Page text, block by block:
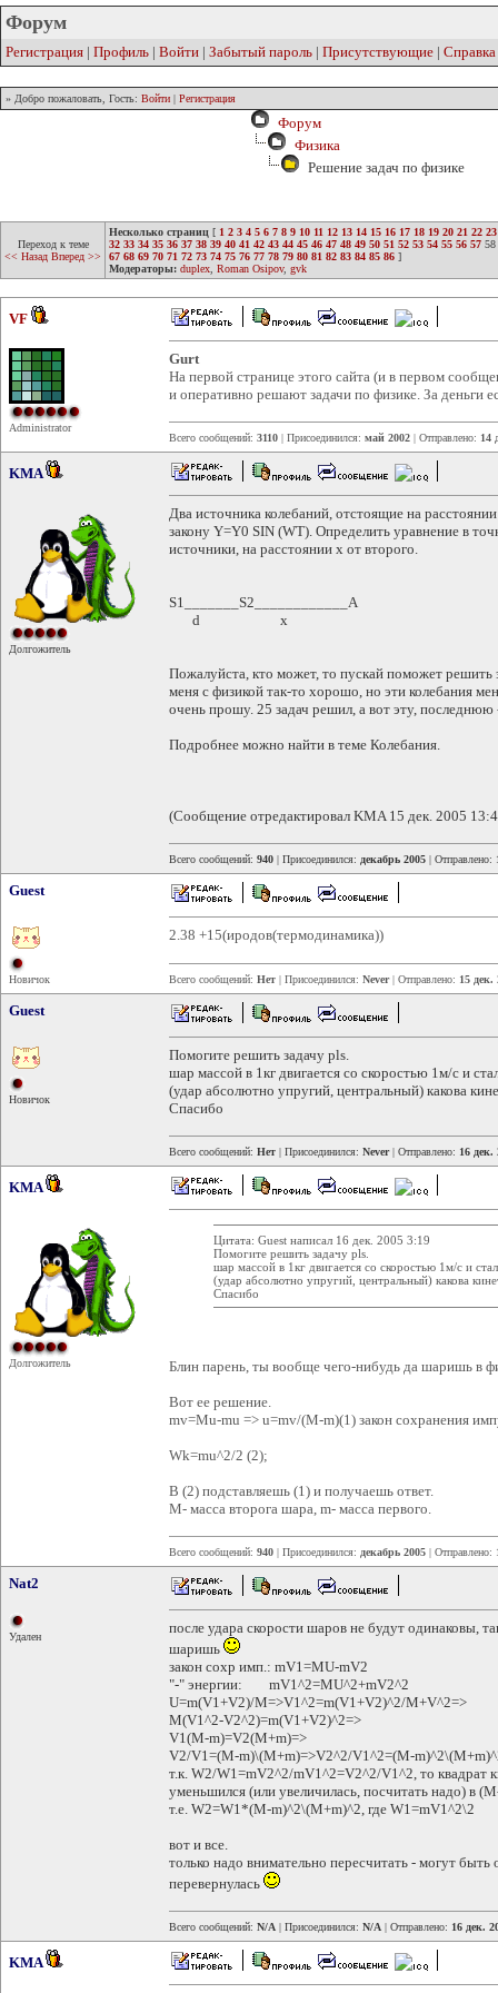
Форум
Регистрация | Профиль | Войти | Забытый пароль | Присутствующие | Справка
» Добро пожаловать, Гость: Войти | Регистрация
Форум
Физика
Решение задач по физике
Переход к теме
<< Назад Вперед >>
Несколько страниц [ 1 2 3 4 5 6 7 8 9 10 11 12 13 14 15 16 17 18 19 20 21 22 23
32 33 34 35 36 37 38 39 40 41 42 43 44 45 46 47 48 49 50 51 52 53 54 55 56 57 58
67 68 69 70 71 72 73 74 75 76 77 78 79 80 81 82 83 84 85 86 ]
Модераторы: duplex Roman Osipov, gvk
VF
Administrator
Gurt
На первой странице этого сайта (и в первом
и оперативно решают задачи по физике. За деньги
Всего сообщений: 3110 | Присоединился: май 2002 | Отправлено: 14
KMA
Долгожитель
Два источника колебаний, отстоящие на
закону Y=Y0 SIN (WT). Определить уравнение в
источники, на расстоянии х от второго.
S1_______S2____________A
d x
Пожалуйста, кто может, то пускай поможет решить
меня с физикой так-то хорошо, но эти колебания
очень прошу. 25 задач решил, а вот эту, последнюю
Подробнее можно найти в теме Колебания.
(Сообщение отредактировал KMA 15 дек. 2005
Всего сообщений: 940 | Присоединился: декабрь 2005 | Отправлено:
Guest
Новичок
2.38 +15(иродов(термодинамика))
Всего сообщений: Нет | Присоединился: Never| Отправлено: 15 дек.
Guest
Новичок
Помогите решить задачу pls.
шар массой в 1кг двигается со скоростью 1м/с и
(удар абсолютно упругий, центральный) какова
Спасибо
Всего сообщений: Нет | Присоединился: Never| Отправлено: 16 дек.
KMA
Долгожитель
Цитата: Guest написал 16 дек. 2005 3:19
Помогите решить задачу pls.
шар массой в 1кг двигается со скоростью 1м/с и
(удар абсолютно упругий, центральный) какова
Спасибо
Блин парень, ты вообще чего-нибудь да шаришь в
Вот ее решение.
mv=Mu-mu => u=mv/(M-m)(1) закон сохранения
Wk=mu^2/2 (2);
В (2) подставляешь (1) и получаешь ответ.
M- масса второга шара, m- масса первого.
Всего сообщений: 940 | Присоединился: декабрь 2005 | Отправлено:
Nat2
Удален
после удара скорости шаров не будут одинаковы,
шаришь
закон сохр имп.: mV1=MU-mV2
"-" энергии: mV1^2=MU^2+mV2^2
U=m(V1+V2)/M=>V1^2=m(V1+V2)^2/M+V^2=>
M(V1^2-V2^2)=m(V1+V2)^2=>
V1(M-m)=V2(M+m)=>
V2/V1=(M-m)\(M+m)=>V2^2/V1^2=(M-
т.к. W2/W1=mV2^2/mV1^2=V2^2/V1^2, то квадрат
уменьшился (или увеличилась, посчитать надо) в
т.е. W2=W1*(M-m)^2\(M+m)^2, где W1=mV1^2\2
вот и все.
только надо внимательно пересчитать - могут
перевернулась
Всего сообщений: N/A | Присоединился: N/A | Отправлено: 16 дек.
KMA